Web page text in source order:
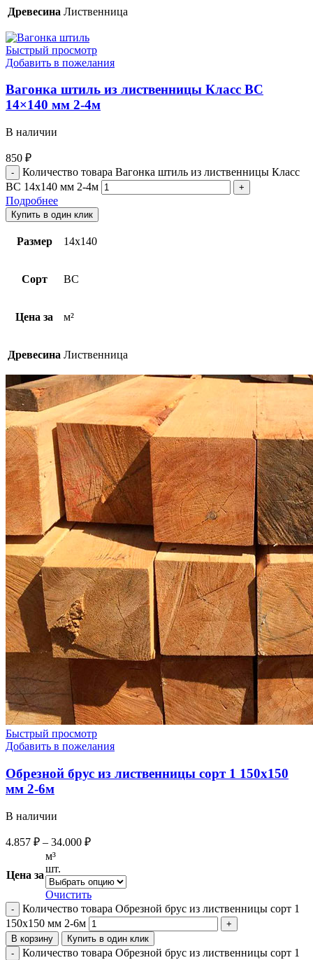
Древесина Лиственница
Быстрый просмотр
Добавить в пожелания
Вагонка штиль из лиственницы Класс BС
14×140 мм 2-4м
В наличии
850 ₽
Количество товара Вагонка штиль из лиственницы Класс
BС 14x140 мм 2-4м
Подробнее
Купить в один клик
Размер 14х140
Сорт ВС
Цена за м²
Древесина Лиственница
Быстрый просмотр
Добавить в пожелания
Обрезной брус из лиственницы сорт 1 150х150
мм 2-6м
В наличии
4.857 ₽ – 34.000 ₽
Цена за
м³
шт.
Очистить
Количество товара Обрезной брус из лиственницы сорт 1
150х150 мм 2-6м
В корзину Купить в один клик
Количество товара Обрезной брус из лиственницы сорт 1